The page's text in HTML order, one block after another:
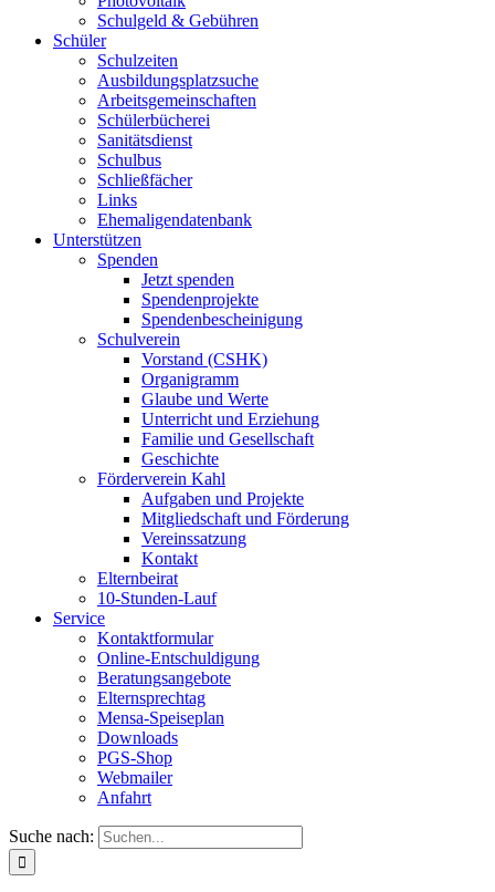
Schulgeld & Gebühren
Schüler
Schulzeiten
Ausbildungsplatzsuche
Arbeitsgemeinschaften
Schülerbücherei
Sanitätsdienst
Schulbus
Schließfächer
Links
Ehemaligendatenbank
Unterstützen
Spenden
Jetzt spenden
Spendenprojekte
Spendenbescheinigung
Schulverein
Vorstand (CSHK)
Organigramm
Glaube und Werte
Unterricht und Erziehung
Familie und Gesellschaft
Geschichte
Förderverein Kahl
Aufgaben und Projekte
Mitgliedschaft und Förderung
Vereinssatzung
Kontakt
Elternbeirat
10-Stunden-Lauf
Service
Kontaktformular
Online-Entschuldigung
Beratungsangebote
Elternsprechtag
Mensa-Speiseplan
Downloads
PGS-Shop
Webmailer
Anfahrt
Suche nach: